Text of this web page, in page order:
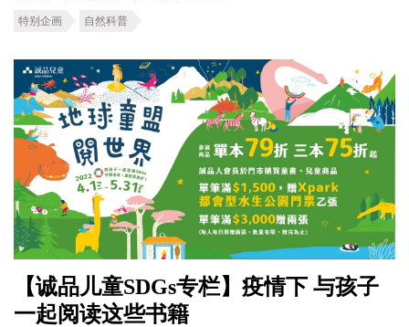
特别企画 自然科普
【诚品儿童SDGs专栏】疫情下 与孩子
一起阅读这些书籍